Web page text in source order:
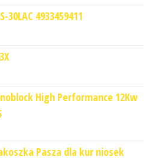
30LAC 4933459411
High Performance 12Kw
Pasza dla kur niosek